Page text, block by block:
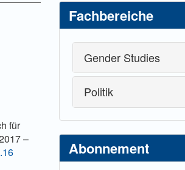
für
–
Fachbereiche
Gender Studies
Politik
Abonnement